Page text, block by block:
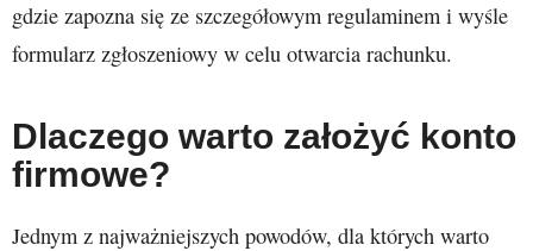
gdzie zapozna się ze szczegółowym regulaminem i wyśle
formularz zgłoszeniowy w celu otwarcia rachunku.
Dlaczego warto założyć konto
firmowe?
Jednym z najważniejszych powodów, dla których warto